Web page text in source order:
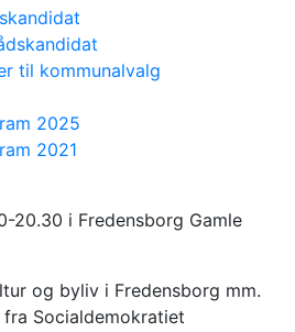
til kommunalvalg
2025
2021
-
byliv
20.30 i Fredensborg Gamle
og byliv i Fredensborg mm.
fra Socialdemokratiet